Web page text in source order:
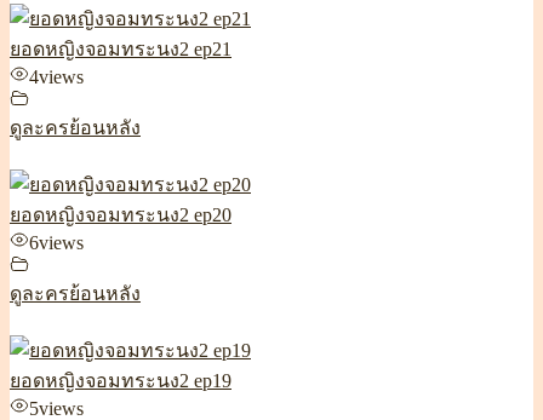
ยอดหญิงจอมทระนง2 ep21
4views
ดูละครย้อนหลัง
ยอดหญิงจอมทระนง2 ep20
6views
ดูละครย้อนหลัง
ยอดหญิงจอมทระนง2 ep19
5views